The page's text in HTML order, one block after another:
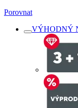
Porovnat
VÝHODNÝ